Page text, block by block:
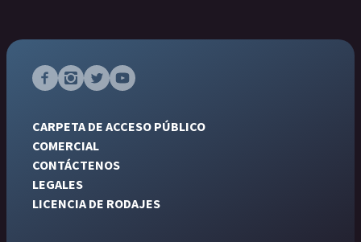
CARPETA DE ACCESO PÚBLICO
COMERCIAL
CONTÁCTENOS
LEGALES
LICENCIA DE RODAJES